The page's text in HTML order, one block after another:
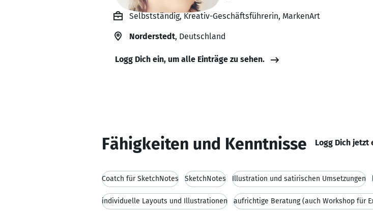
Selbstständig, Kreativ-Geschäftsführerin, MarkenArt
Norderstedt, Deutschland
Logg Dich ein, um alle Einträge zu sehen.
Fähigkeiten und Kenntnisse Logg Dich jetzt
Coatch für SketchNotes SketchNotes Illustration und satirischen Umsetzungen
individuelle Layouts und Illustrationen aufrichtige Beratung (auch Workshop für